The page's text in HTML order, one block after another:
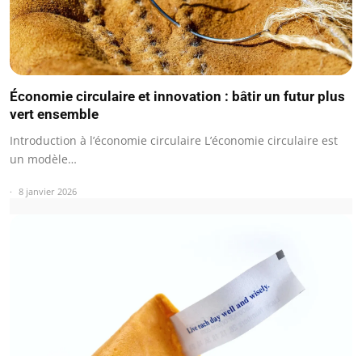
Économie circulaire et innovation : bâtir un futur plus
vert ensemble
Introduction à l’économie circulaire L’économie circulaire est
un modèle…
8 janvier 2026